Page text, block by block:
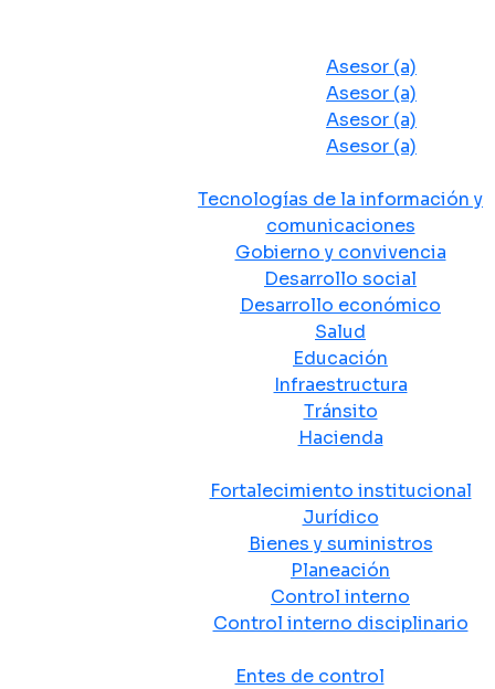
Asesor (a)
Asesor (a)
Asesor (a)
Asesor (a)
Tecnologías de la información y
comunicaciones
Gobierno y convivencia
Desarrollo social
Desarrollo económico
Salud
Educación
Infraestructura
Tránsito
Hacienda
Fortalecimiento institucional
Jurídico
Bienes y suministros
Planeación
Control interno
Control interno disciplinario
Entes de control